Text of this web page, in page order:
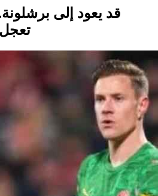
قد يعود إلى